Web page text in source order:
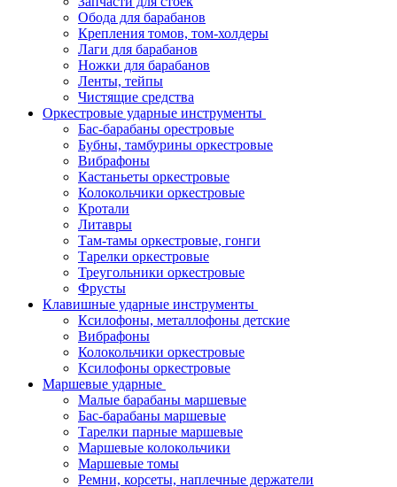
Обода для барабанов
Крепления томов, том-холдеры
Лаги для барабанов
Ножки для барабанов
Ленты, тейпы
Чистящие средства
Оркестровые ударные инструменты
Бас-барабаны орестровые
Бубны, тамбурины оркестровые
Вибрафоны
Кастаньеты оркестровые
Колокольчики оркестровые
Кротали
Литавры
Там-тамы оркестровые, гонги
Тарелки оркестровые
Треугольники оркестровые
Фрусты
Клавишные ударные инструменты
Ксилофоны, металлофоны детские
Вибрафоны
Колокольчики оркестровые
Ксилофоны оркестровые
Маршевые ударные
Малые барабаны маршевые
Бас-барабаны маршевые
Тарелки парные маршевые
Маршевые колокольчики
Маршевые томы
Ремни, корсеты, наплечные держатели